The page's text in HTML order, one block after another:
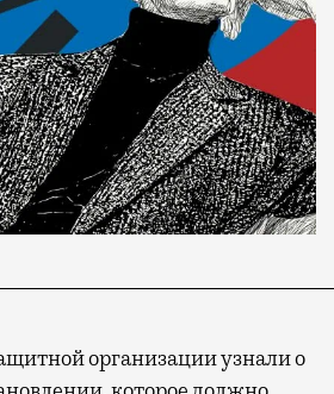
организации узнали о